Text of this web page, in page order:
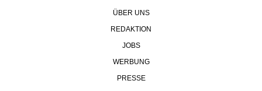
ÜBER UNS
REDAKTION
JOBS
WERBUNG
PRESSE